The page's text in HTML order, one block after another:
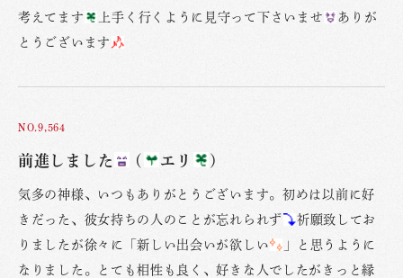
考えてます
上手く行くように見守って下さいませ
ありが
とうございます
NO.9,564
前進しました ( エリ )
気多の神様、いつもありがとうございます。初めは以前に好
きだった、彼女持ちの人のことが忘れられず
祈願致してお
りましたが徐々に「新しい出会いが欲しい
」と思うように
なりました。とても相性も良く、好きな人でしたがきっと縁